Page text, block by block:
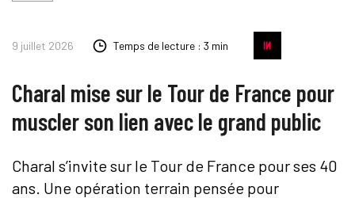
9 juillet 2026 Temps de lecture : 3 min
Charal mise sur le Tour de France pour
muscler son lien avec le grand public
Charal s’invite sur le Tour de France pour ses 40
ans. Une opération terrain pensée pour